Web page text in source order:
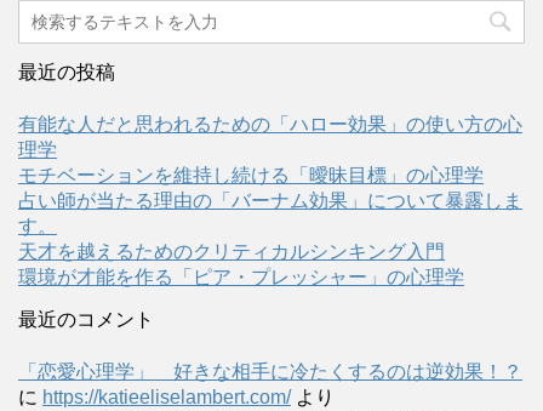
最近の投稿
有能な人だと思われるための「ハロー効果」の使い方の心
理学
モチベーションを維持し続ける「曖昧目標」の心理学
占い師が当たる理由の「バーナム効果」について暴露しま
す。
天才を越えるためのクリティカルシンキング入門
環境が才能を作る「ピア・プレッシャー」の心理学
最近のコメント
「恋愛心理学」 好きな相手に冷たくするのは逆効果！？
に https://katieeliselambert.com/より